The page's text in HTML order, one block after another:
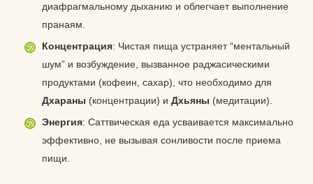
диафрагмальному дыханию и облегчает выполнение
пранаям.
Концентрация: Чистая пища устраняет “ментальный
шум” и возбуждение, вызванное раджасическими
продуктами (кофеин, сахар), что необходимо для
Дхараны (концентрации) и Дхьяны (медитации).
Энергия: Саттвическая еда усваивается максимально
эффективно, не вызывая сонливости после приема
пищи.